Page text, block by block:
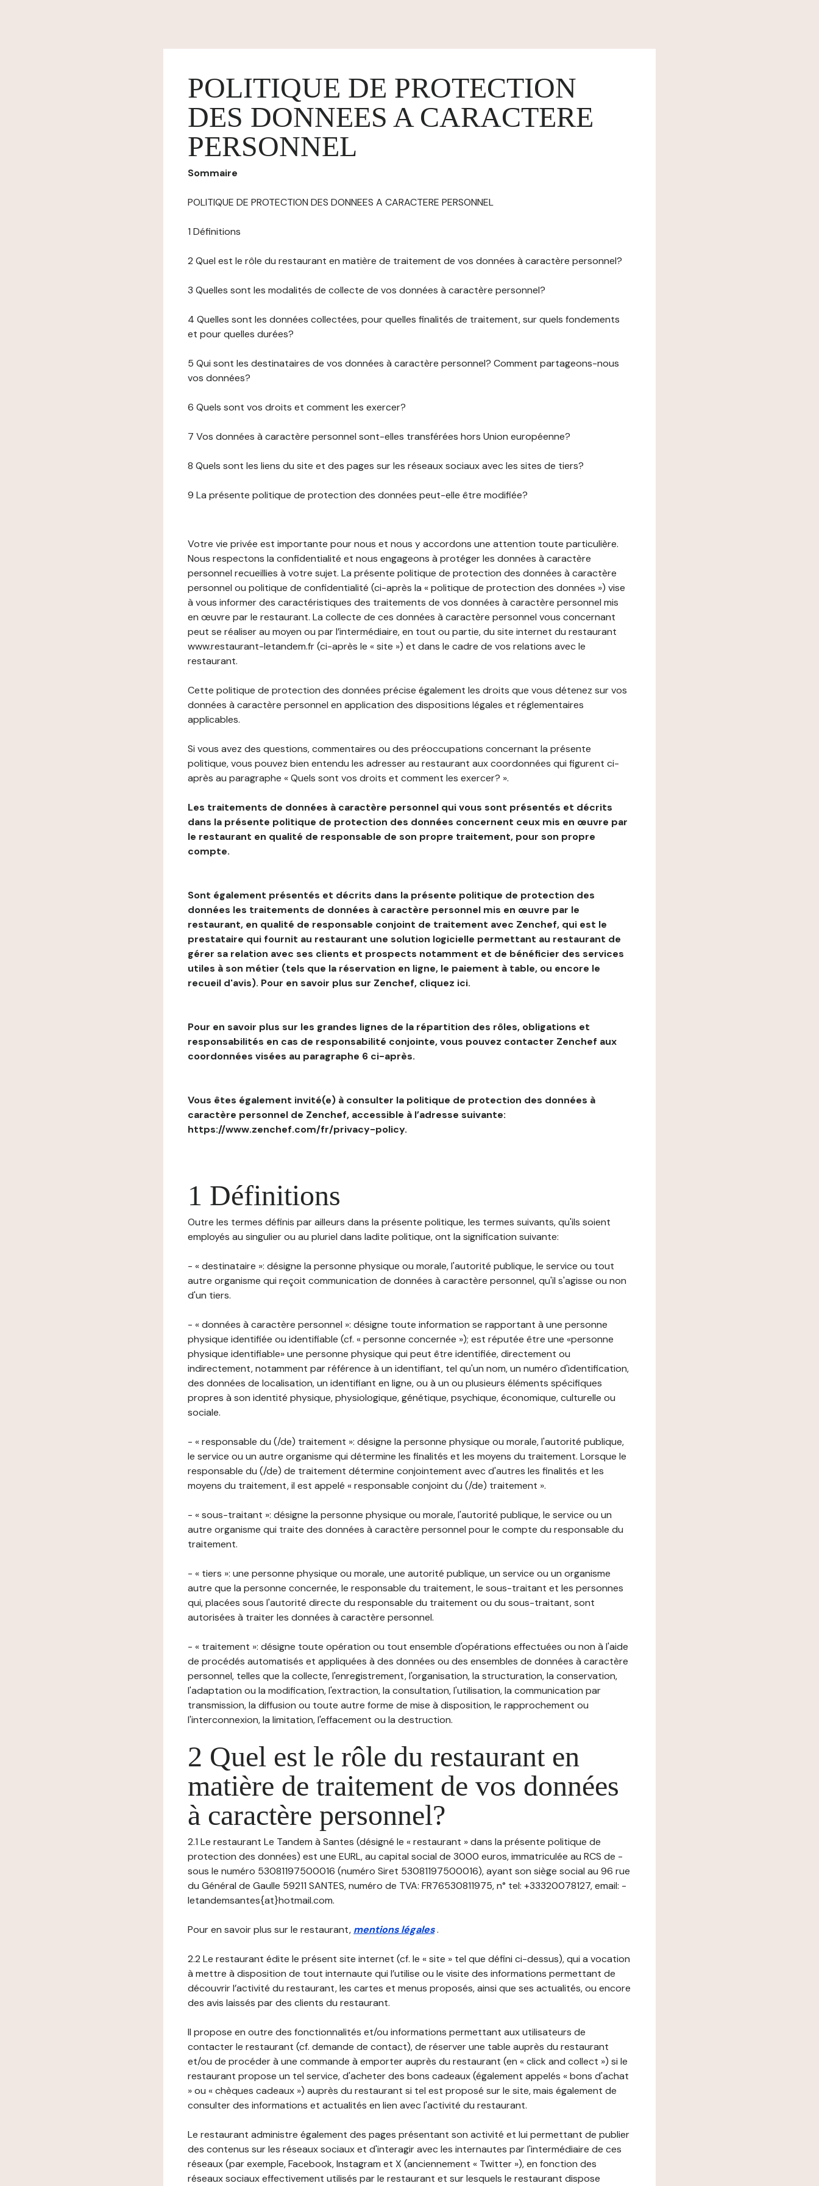
POLITIQUE DE PROTECTION
DES DONNEES A CARACTERE
PERSONNEL
Sommaire
POLITIQUE DE PROTECTION DES DONNEES A CARACTERE PERSONNEL
1 Définitions
2 Quel est le rôle du restaurant en matière de traitement de vos données à caractère personnel?
3 Quelles sont les modalités de collecte de vos données à caractère personnel?
4 Quelles sont les données collectées, pour quelles finalités de traitement, sur quels fondements
et pour quelles durées?
5 Qui sont les destinataires de vos données à caractère personnel? Comment partageons-nous
vos données?
6 Quels sont vos droits et comment les exercer?
7 Vos données à caractère personnel sont-elles transférées hors Union européenne?
8 Quels sont les liens du site et des pages sur les réseaux sociaux avec les sites de tiers?
9 La présente politique de protection des données peut-elle être modifiée?
Votre vie privée est importante pour nous et nous y accordons une attention toute particulière.
Nous respectons la confidentialité et nous engageons à protéger les données à caractère
personnel recueillies à votre sujet. La présente politique de protection des données à caractère
personnel ou politique de confidentialité (ci-après la « politique de protection des données ») vise
à vous informer des caractéristiques des traitements de vos données à caractère personnel mis
en œuvre par le restaurant. La collecte de ces données à caractère personnel vous concernant
peut se réaliser au moyen ou par l’intermédiaire, en tout ou partie, du site internet du restaurant
www.restaurant-letandem.fr (ci-après le « site ») et dans le cadre de vos relations avec le
restaurant.
Cette politique de protection des données précise également les droits que vous détenez sur vos
données à caractère personnel en application des dispositions légales et réglementaires
applicables.
Si vous avez des questions, commentaires ou des préoccupations concernant la présente
politique, vous pouvez bien entendu les adresser au restaurant aux coordonnées qui figurent ci-
après au paragraphe « Quels sont vos droits et comment les exercer? ».
Les traitements de données à caractère personnel qui vous sont présentés et décrits
dans la présente politique de protection des données concernent ceux mis en œuvre par
le restaurant en qualité de responsable de son propre traitement, pour son propre
compte.
Sont également présentés et décrits dans la présente politique de protection des
données les traitements de données à caractère personnel mis en œuvre par le
restaurant, en qualité de responsable conjoint de traitement avec Zenchef, qui est le
prestataire qui fournit au restaurant une solution logicielle permettant au restaurant de
gérer sa relation avec ses clients et prospects notamment et de bénéficier des services
utiles à son métier (tels que la réservation en ligne, le paiement à table, ou encore le
recueil d'avis). Pour en savoir plus sur Zenchef, cliquez ici.
Pour en savoir plus sur les grandes lignes de la répartition des rôles, obligations et
responsabilités en cas de responsabilité conjointe, vous pouvez contacter Zenchef aux
coordonnées visées au paragraphe 6 ci-après.
Vous êtes également invité(e) à consulter la politique de protection des données à
caractère personnel de Zenchef, accessible à l’adresse suivante:
https://www.zenchef.com/fr/privacy-policy.
1 Définitions
Outre les termes définis par ailleurs dans la présente politique, les termes suivants, qu'ils soient
employés au singulier ou au pluriel dans ladite politique, ont la signification suivante:
- « destinataire »: désigne la personne physique ou morale, l'autorité publique, le service ou tout
autre organisme qui reçoit communication de données à caractère personnel, qu'il s'agisse ou non
d'un tiers.
- « données à caractère personnel »: désigne toute information se rapportant à une personne
physique identifiée ou identifiable (cf. « personne concernée »); est réputée être une «personne
physique identifiable» une personne physique qui peut être identifiée, directement ou
indirectement, notamment par référence à un identifiant, tel qu'un nom, un numéro d'identification,
des données de localisation, un identifiant en ligne, ou à un ou plusieurs éléments spécifiques
propres à son identité physique, physiologique, génétique, psychique, économique, culturelle ou
sociale.
- « responsable du (/de) traitement »: désigne la personne physique ou morale, l'autorité publique,
le service ou un autre organisme qui détermine les finalités et les moyens du traitement. Lorsque le
responsable du (/de) de traitement détermine conjointement avec d'autres les finalités et les
moyens du traitement, il est appelé « responsable conjoint du (/de) traitement ».
- « sous-traitant »: désigne la personne physique ou morale, l'autorité publique, le service ou un
autre organisme qui traite des données à caractère personnel pour le compte du responsable du
traitement.
- « tiers »: une personne physique ou morale, une autorité publique, un service ou un organisme
autre que la personne concernée, le responsable du traitement, le sous-traitant et les personnes
qui, placées sous l'autorité directe du responsable du traitement ou du sous-traitant, sont
autorisées à traiter les données à caractère personnel.
- « traitement »: désigne toute opération ou tout ensemble d'opérations effectuées ou non à l'aide
de procédés automatisés et appliquées à des données ou des ensembles de données à caractère
personnel, telles que la collecte, l'enregistrement, l'organisation, la structuration, la conservation,
l'adaptation ou la modification, l'extraction, la consultation, l'utilisation, la communication par
transmission, la diffusion ou toute autre forme de mise à disposition, le rapprochement ou
l'interconnexion, la limitation, l'effacement ou la destruction.
2 Quel est le rôle du restaurant en
matière de traitement de vos données
à caractère personnel?
2.1 Le restaurant Le Tandem à Santes (désigné le « restaurant » dans la présente politique de
protection des données) est une EURL, au capital social de 3000 euros, immatriculée au RCS de -
sous le numéro 53081197500016 (numéro Siret 53081197500016), ayant son siège social au 96 rue
du Général de Gaulle 59211 SANTES, numéro de TVA: FR76530811975, n° tel: +33320078127, email: -
letandemsantes{at}hotmail.com.
Pour en savoir plus sur le restaurant, mentions légales.
2.2 Le restaurant édite le présent site internet (cf. le « site » tel que défini ci-dessus), qui a vocation
à mettre à disposition de tout internaute qui l’utilise ou le visite des informations permettant de
découvrir l’activité du restaurant, les cartes et menus proposés, ainsi que ses actualités, ou encore
des avis laissés par des clients du restaurant.
Il propose en outre des fonctionnalités et/ou informations permettant aux utilisateurs de
contacter le restaurant (cf. demande de contact), de réserver une table auprès du restaurant
et/ou de procéder à une commande à emporter auprès du restaurant (en « click and collect ») si le
restaurant propose un tel service, d'acheter des bons cadeaux (également appelés « bons d'achat
» ou « chèques cadeaux ») auprès du restaurant si tel est proposé sur le site, mais également de
consulter des informations et actualités en lien avec l'activité du restaurant.
Le restaurant administre également des pages présentant son activité et lui permettant de publier
des contenus sur les réseaux sociaux et d'interagir avec les internautes par l'intermédiaire de ces
réseaux (par exemple, Facebook, Instagram et X (anciennement « Twitter »), en fonction des
réseaux sociaux effectivement utilisés par le restaurant et sur lesquels le restaurant dispose